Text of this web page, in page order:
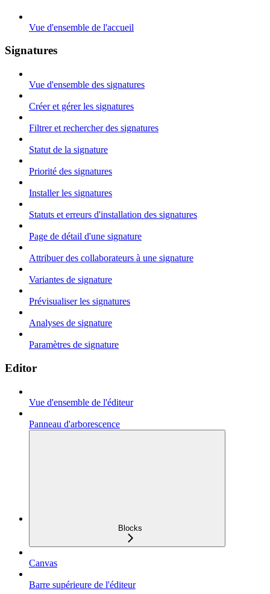
Vue d'ensemble de l'accueil
Signatures
Vue d'ensemble des signatures
Créer et gérer les signatures
Filtrer et rechercher des signatures
Statut de la signature
Priorité des signatures
Installer les signatures
Statuts et erreurs d'installation des signatures
Page de détail d'une signature
Attribuer des collaborateurs à une signature
Variantes de signature
Prévisualiser les signatures
Analyses de signature
Paramètres de signature
Editor
Vue d'ensemble de l'éditeur
Panneau d'arborescence
Blocks
Canvas
Barre supérieure de l'éditeur